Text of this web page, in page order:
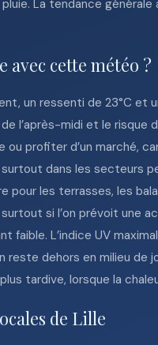
La tendance
avec cette météo ?
un ressenti de 23°C et
de l’après-midi et le
ou profiter d’un marché,
dans les secteurs
pour les terrasses, les
si l’on prévoit une
faible. L’indice UV
reste dehors en milieu de
tardive, lorsque la
de Lille